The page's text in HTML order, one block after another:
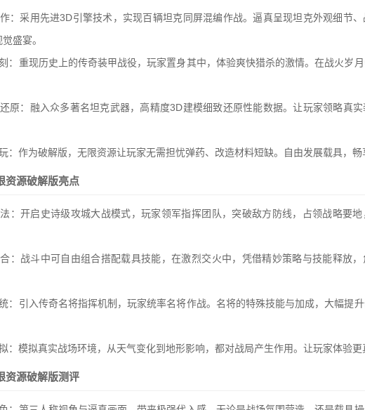
：采用先进3D引擎技术，实现百辆坦克同屏混编作战。逼真呈现坦克外观细节
盛宴。
：重现历史上的传奇装甲战役，玩家置身其中，体验爽快猎杀的激情。在战火岁
原：融入众多著名坦克武器，高精度3D建模细致还原性能数据。让玩家领略真实
：作为破解版，无限资源让玩家无需担忧弹药、改造材料短缺。自由发展载具，畅
资源破解版亮点
：开启史诗级攻城大战模式，玩家领军指挥团队，突破敌方防线，占领战略要
：战斗中可自由组合搭配载具技能，在激烈交火中，凭借精妙策略与技能释放
：引入传奇名将指挥机制，玩家统率名将作战。名将的特殊技能与加成，大幅提
：模拟真实战场环境，从天气变化到地形影响，都对战局产生作用。让玩家体验更
资源破解版测评